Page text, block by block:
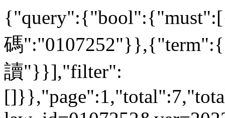
碼
讀"}}],"filter":